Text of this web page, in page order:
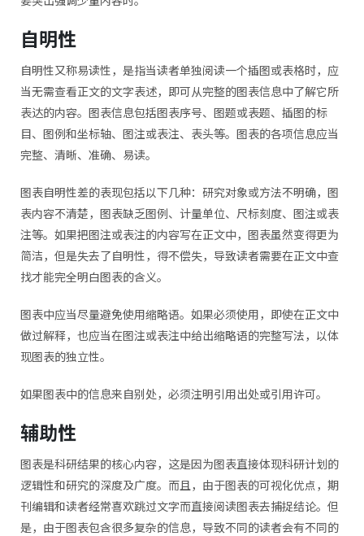
自明性
自明性又称易读性，是指当读者单独阅读一个插图或表格时，应
当无需查看正文的文字表述，即可从完整的图表信息中了解它所
表达的内容。图表信息包括图表序号、图题或表题、插图的标
目、图例和坐标轴、图注或表注、表头等。图表的各项信息应当
完整、清晰、准确、易读。
图表自明性差的表现包括以下几种：研究对象或方法不明确，图
表内容不清楚，图表缺乏图例、计量单位、尺标刻度、图注或表
注等。如果把图注或表注的内容写在正文中，图表虽然变得更为
简洁，但是失去了自明性，得不偿失，导致读者需要在正文中查
找才能完全明白图表的含义。
图表中应当尽量避免使用缩略语。如果必须使用，即使在正文中
做过解释，也应当在图注或表注中给出缩略语的完整写法，以体
现图表的独立性。
如果图表中的信息来自别处，必须注明引用出处或引用许可。
辅助性
图表是科研结果的核心内容，这是因为图表直接体现科研计划的
逻辑性和研究的深度及广度。而且，由于图表的可视化优点，期
刊编辑和读者经常喜欢跳过文字而直接阅读图表去捕捉结论。但
是，由于图表包含很多复杂的信息，导致不同的读者会有不同的